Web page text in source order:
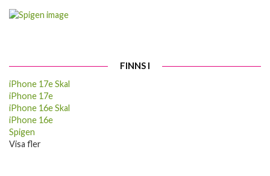
FINNS I
iPhone 17e Skal
iPhone 17e
iPhone 16e Skal
iPhone 16e
Spigen
Visa fler